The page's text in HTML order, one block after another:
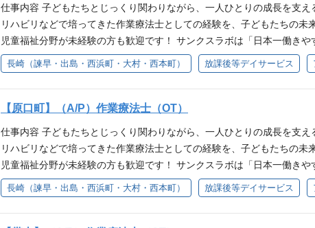
人でお任せすることはありません。 また、支援内容については児童発
ら進めていくため、一人で抱え込まず安心して働ける環境です。 ＼職
う？」 「子ども分野は未経験だけど大丈夫かな？」 「久しぶりの仕事
な方も、まずは見学だけでOKです◎ 実際の子どもたちの様子や、職員
は、6歳～18歳までの障がいのある子どもや、発達に特性のある子ども
す。 学習（宿題）、身辺自立、コミュニケーション能力の向上、集団
っています。 子どもたちの成長を長期的に見守りながら、「できるこ
件 ①普通自動車運転免許をお持ちの方 ②理学療法士の資格を取得済みで
員としてのキャリアアップを目指す方 ・理学療法士の資格を生かして働
者と一緒に成長を支えたい方 ・職員とチームになって支援に取り組み
どもへの関わり方が分からない」 「発達支援の経験がない」 「自分の
経験してきた職員ばかりです。 当法人では複数の事業所でOT・PT・
ングや情報共有を行っています。 ・子どもへの関わり方 ・遊びを通じ
え方 ・保護者との関わり方 などについて相談できる環境があります。
いながら成長できる職場です。 ＼職場見学・事前相談 大歓迎！／ 「ど
ど大丈夫かな？」 「久しぶりの仕事復帰で不安…」 「自分にもできる
◎ 実際の子どもたちの様子や、職員同士の雰囲気、1日の流れなどを見
い」という方も歓迎しています。 【放課後等デイサービスとは】 放課
子どもや、発達に特性のある子どもたちを対象に、放課後や長期休暇中
ニケーション能力の向上、集団活動など、一人ひとりの特性に合わせ
的に見守りながら、「できること」を増やしていく、やりがいのある
支援 ・手先を使った活動のサポート ・日常生活動作の支援 ・集団活動
いながら、子どもたちの「できた！」を増やしていきます。 病院や介
ら、子どもたちが将来より豊かな生活を送れるよう支援していくことが
子どもたちとじっくり関わりながら、一人ひとりの成長を支えるやりが
人で活躍している作業療法士・理学療法士・言語聴覚士も、入職時は全
どもへの関わり方が分からない」 「発達支援の経験がない」 「自分の
経験してきた職員ばかりです。 当法人では複数の事業所でOT・PT・
ングや情報共有を行っています。 ・子どもへの関わり方 ・遊びを通じ
え方 ・保護者との関わり方 などについて相談できる環境があります。
いながら成長できる職場です。 ＼職場見学・事前相談 大歓迎！／ 「ど
ど大丈夫かな？」 「久しぶりの仕事復帰で不安…」 「自分にもできる
仕事内容 子どもたちとじっくり関わりながら、一人ひとりの成長を支
リハビリなどで培ってきた作業療法士としての経験を、子どもたちの
児童福祉分野が未経験の方も歓迎です！ サンクスラボは「日本一働き
て中の方や、久しぶりのお仕事復帰の方にも安心して働いていただける
OKです◎ 【主な業務内容】 ・子ども一人ひとりに合わせた支援の実施
事・着替え・身辺自立など）のサポート ・創作活動やレクリエーショ
者との情報共有 ・支援記録の作成 ・子どもの送迎 【作業療法士として
支援 ・手先を使った活動のサポート ・日常生活動作の支援 ・集団活動
いながら、子どもたちの「できた！」を増やしていきます。 病院や介
ら、子どもたちが将来より豊かな生活を送れるよう支援していくことが
子どもたちとじっくり関わりながら、一人ひとりの成長を支えるやりが
長崎（諫早・出島・西浜町・大村・西本町） 放課後等デイサービス
【原口町】（A/P）作業療法士（OT）
仕事内容 子どもたちとじっくり関わりながら、一人ひとりの成長を支
リハビリなどで培ってきた作業療法士としての経験を、子どもたちの
児童福祉分野が未経験の方も歓迎です！ サンクスラボは「日本一働き
て中の方や、久しぶりのお仕事復帰の方にも安心して働いていただける
OKです◎ 【主な業務内容】 ・子ども一人ひとりに合わせた支援の実施
事・着替え・身辺自立など）のサポート ・創作活動やレクリエーショ
長崎（諫早・出島・西浜町・大村・西本町） 放課後等デイサービス